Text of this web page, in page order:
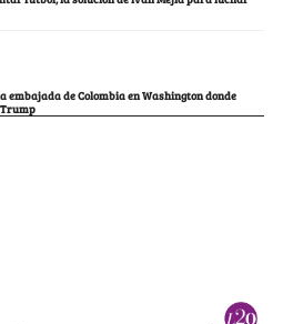
embajada de Colombia en Washington donde